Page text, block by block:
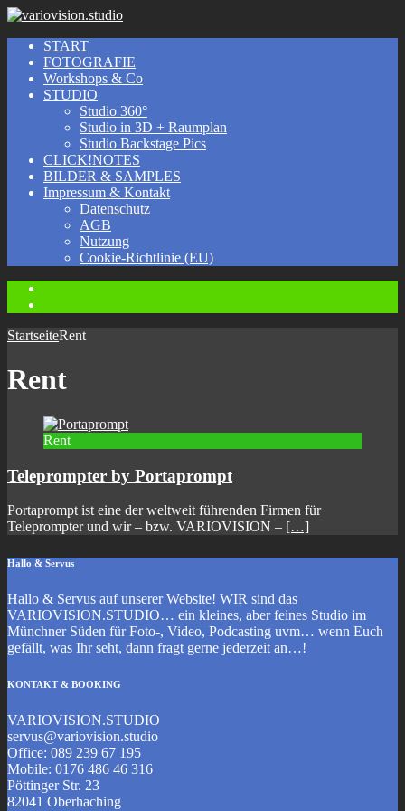
START
FOTOGRAFIE
Workshops & Co
STUDIO
Studio 360°
Studio in 3D + Raumplan
Studio Backstage Pics
CLICK!NOTES
BILDER & SAMPLES
Impressum & Kontakt
Datenschutz
AGB
Nutzung
Cookie-Richtlinie (EU)
StartseiteRent
Rent
Rent
Teleprompter by Portaprompt
Portaprompt ist eine der weltweit führenden Firmen für
Teleprompter und wir – bzw. VARIOVISION – […]
Hallo & Servus
Hallo & Servus auf unserer Website! WIR sind das
VARIOVISION.STUDIO… ein kleines, aber feines Studio im
Münchner Süden für Foto-, Video, Podcasting uvm… wenn Euch
gefällt, was Ihr seht, dann fragt gerne jederzeit an…!
KONTAKT & BOOKING
VARIOVISION.STUDIO
servus@variovision.studio
Office: 089 239 67 195
Mobile: 0176 486 46 316
Pöttinger Str. 23
82041 Oberhaching